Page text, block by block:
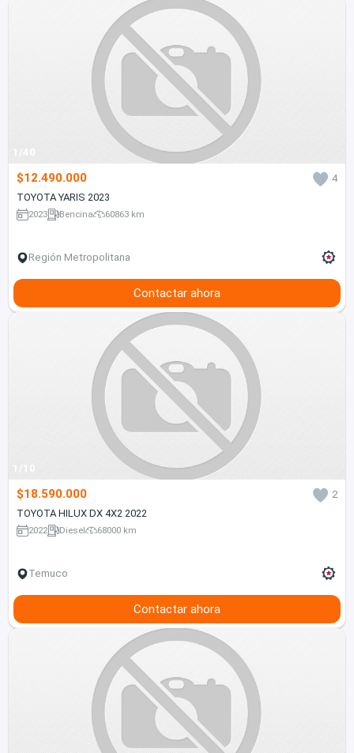
1/40
$12.490.000
4
TOYOTA YARIS 2023
2023 Bencina 60863 km
Región Metropolitana
Contactar ahora
1/10
$18.590.000
2
TOYOTA HILUX DX 4X2 2022
2022 Diesel 68000 km
Temuco
Contactar ahora